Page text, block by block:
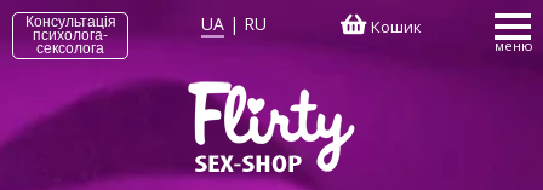
Консультація
психолога-
сексолога
UA | RU Кошик
меню